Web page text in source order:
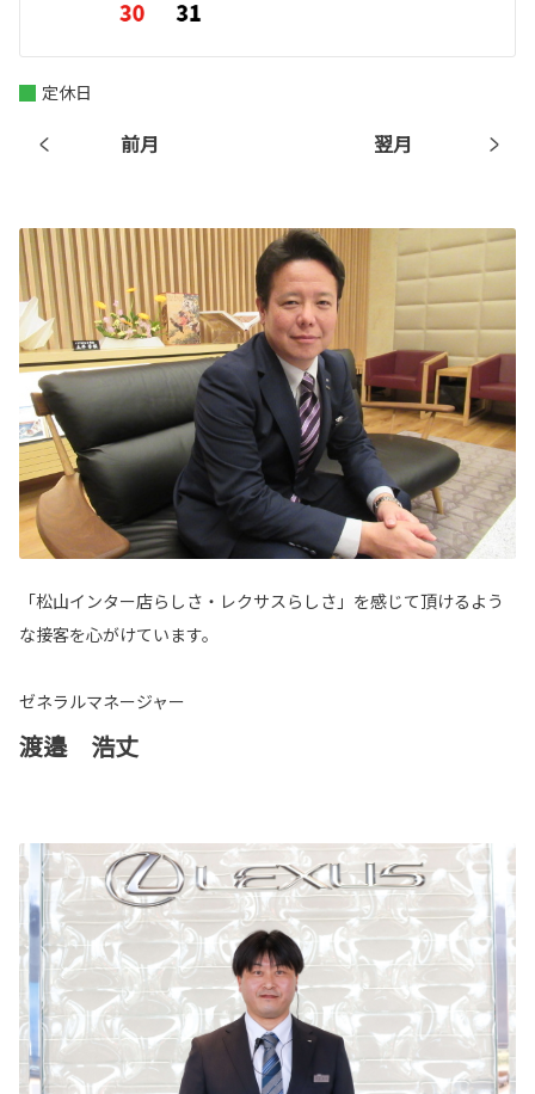
前月 翌月
定休日
「松山インター店らしさ・レクサスらしさ」を感じて頂けるよう
な接客を心がけています。
ゼネラルマネージャー
渡邉 浩丈